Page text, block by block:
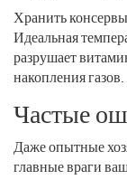
Хранить
Идеальная
разрушает
накопления газов.
Частые
Даже опытные
главные враги